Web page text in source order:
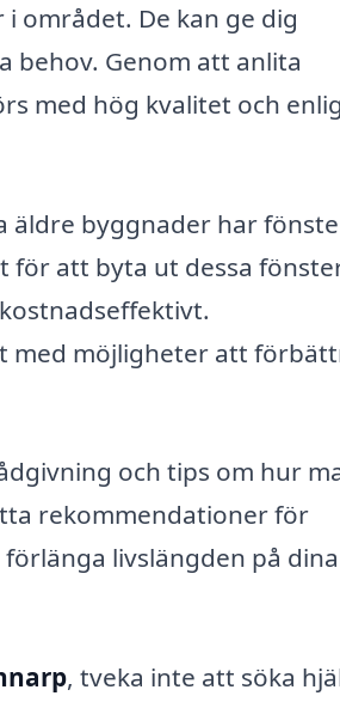
området. De kan ge dig
behov. Genom att anlita
med hög kvalitet och
äldre byggnader har
för att byta ut dessa
med möjligheter att
och tips om hur
rekommendationer för
livslängden på dina
, tveka inte att söka